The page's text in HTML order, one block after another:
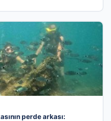
perde arkası: